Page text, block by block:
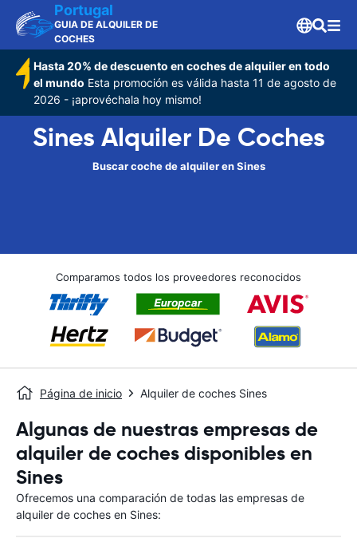
Portugal
GUIA DE ALQUILER DE
COCHES
Hasta 20% de descuento en coches de alquiler en todo
el mundo Esta promoción es válida hasta 11 de agosto de
2026 - ¡aprovéchala hoy mismo!
Sines Alquiler De Coches
Buscar coche de alquiler en Sines
Comparamos todos los proveedores reconocidos
Página de inicio Alquiler de coches Sines
Algunas de nuestras empresas de
alquiler de coches disponibles en
Sines
Ofrecemos una comparación de todas las empresas de
alquiler de coches en Sines: